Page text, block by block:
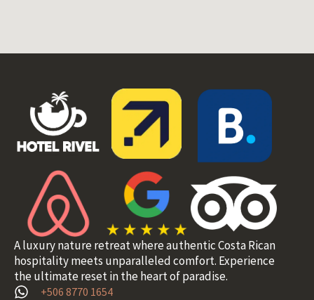
A luxury nature retreat where authentic Costa Rican
hospitality meets unparalleled comfort. Experience
the ultimate reset in the heart of paradise.
+506 8770 1654